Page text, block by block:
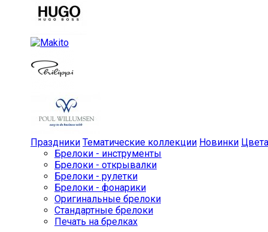
Праздники Тематические коллекции Новинки Цвета
Брелоки - инструменты
Брелоки - открывалки
Брелоки - рулетки
Брелоки - фонарики
Оригинальные брелоки
Стандартные брелоки
Печать на брелках